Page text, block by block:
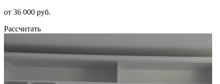
от 36 000 руб.
Рассчитать